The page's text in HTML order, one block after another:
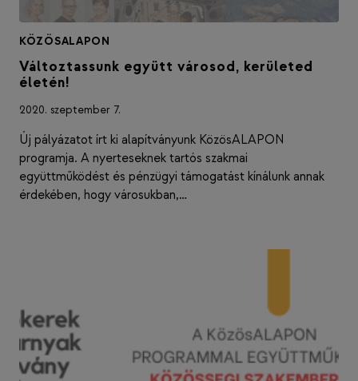
KÖZÖSALAPON
Változtassunk együtt városod, kerületed
életén!
2020. szeptember 7.
Új pályázatot írt ki alapítványunk KözösALAPON
programja. A nyerteseknek tartós szakmai
együttműködést és pénzügyi támogatást kínálunk annak
érdekében, hogy városukban,…